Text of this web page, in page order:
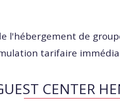
l'hébergement de
tarifaire
CENTER